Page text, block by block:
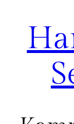
springen